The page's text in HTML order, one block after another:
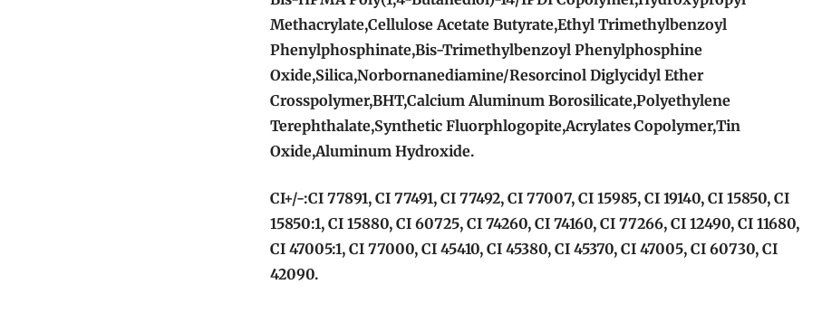
Methacrylate,Cellulose Acetate Butyrate,Ethyl Trimethylbenzoyl
Phenylphosphinate,Bis-Trimethylbenzoyl Phenylphosphine
Oxide,Silica,Norbornanediamine/Resorcinol Diglycidyl Ether
Crosspolymer,BHT,Calcium Aluminum Borosilicate,Polyethylene
Terephthalate,Synthetic Fluorphlogopite,Acrylates Copolymer,Tin
Oxide,Aluminum Hydroxide.
CI+/-:CI 77891, CI 77491, CI 77492, CI 77007, CI 15985, CI 19140, CI 15850, CI
15850:1, CI 15880, CI 60725, CI 74260, CI 74160, CI 77266, CI 12490, CI 11680,
CI 47005:1, CI 77000, CI 45410, CI 45380, CI 45370, CI 47005, CI 60730, CI
42090.